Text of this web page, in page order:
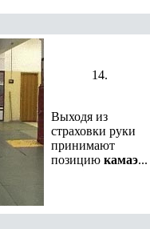
14.
Выходя из
страховки руки
принимают
позицию камаэ...